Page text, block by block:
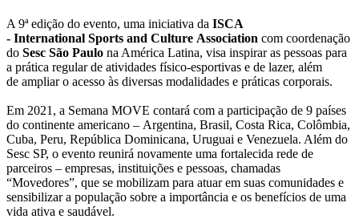
A 9ª edição do evento, uma iniciativa da ISCA
- International Sports and Culture Association com coordenação
do Sesc São Paulo na América Latina, visa inspirar as pessoas para
a prática regular de atividades físico-esportivas e de lazer, além
de ampliar o acesso às diversas modalidades e práticas corporais.
Em 2021, a Semana MOVE contará com a participação de 9 países
do continente americano – Argentina, Brasil, Costa Rica, Colômbia,
Cuba, Peru, República Dominicana, Uruguai e Venezuela. Além do
Sesc SP, o evento reunirá novamente uma fortalecida rede de
parceiros – empresas, instituições e pessoas, chamadas
“Movedores”, que se mobilizam para atuar em suas comunidades e
sensibilizar a população sobre a importância e os benefícios de uma
vida ativa e saudável.